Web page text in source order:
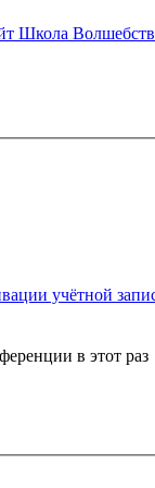
Школа
учётной
в этот раз